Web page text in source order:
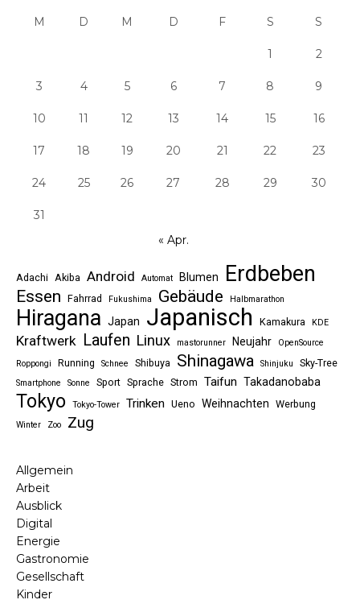
M D M D F S S
1 2
3 4 5 6 7 8 9
10 11 12 13 14 15 16
17 18 19 20 21 22 23
24 25 26 27 28 29 30
31
« Apr.
Adachi Akiba Android Automat Blumen Erdbeben
Essen Fahrrad Fukushima Gebäude Halbmarathon
Hiragana Japan Japanisch Kamakura KDE
Kraftwerk Laufen Linux mastorunner Neujahr
OpenSource
Roppongi
Running Schnee Shibuya Shinagawa Shinjuku Sky-Tree
Smartphone Sonne Sport Sprache Strom Taifun Takadanobaba
Tokyo Tokyo-Tower Trinken Ueno Weihnachten Werbung
Winter Zoo Zug
Allgemein
Arbeit
Ausblick
Digital
Energie
Gastronomie
Gesellschaft
Kinder